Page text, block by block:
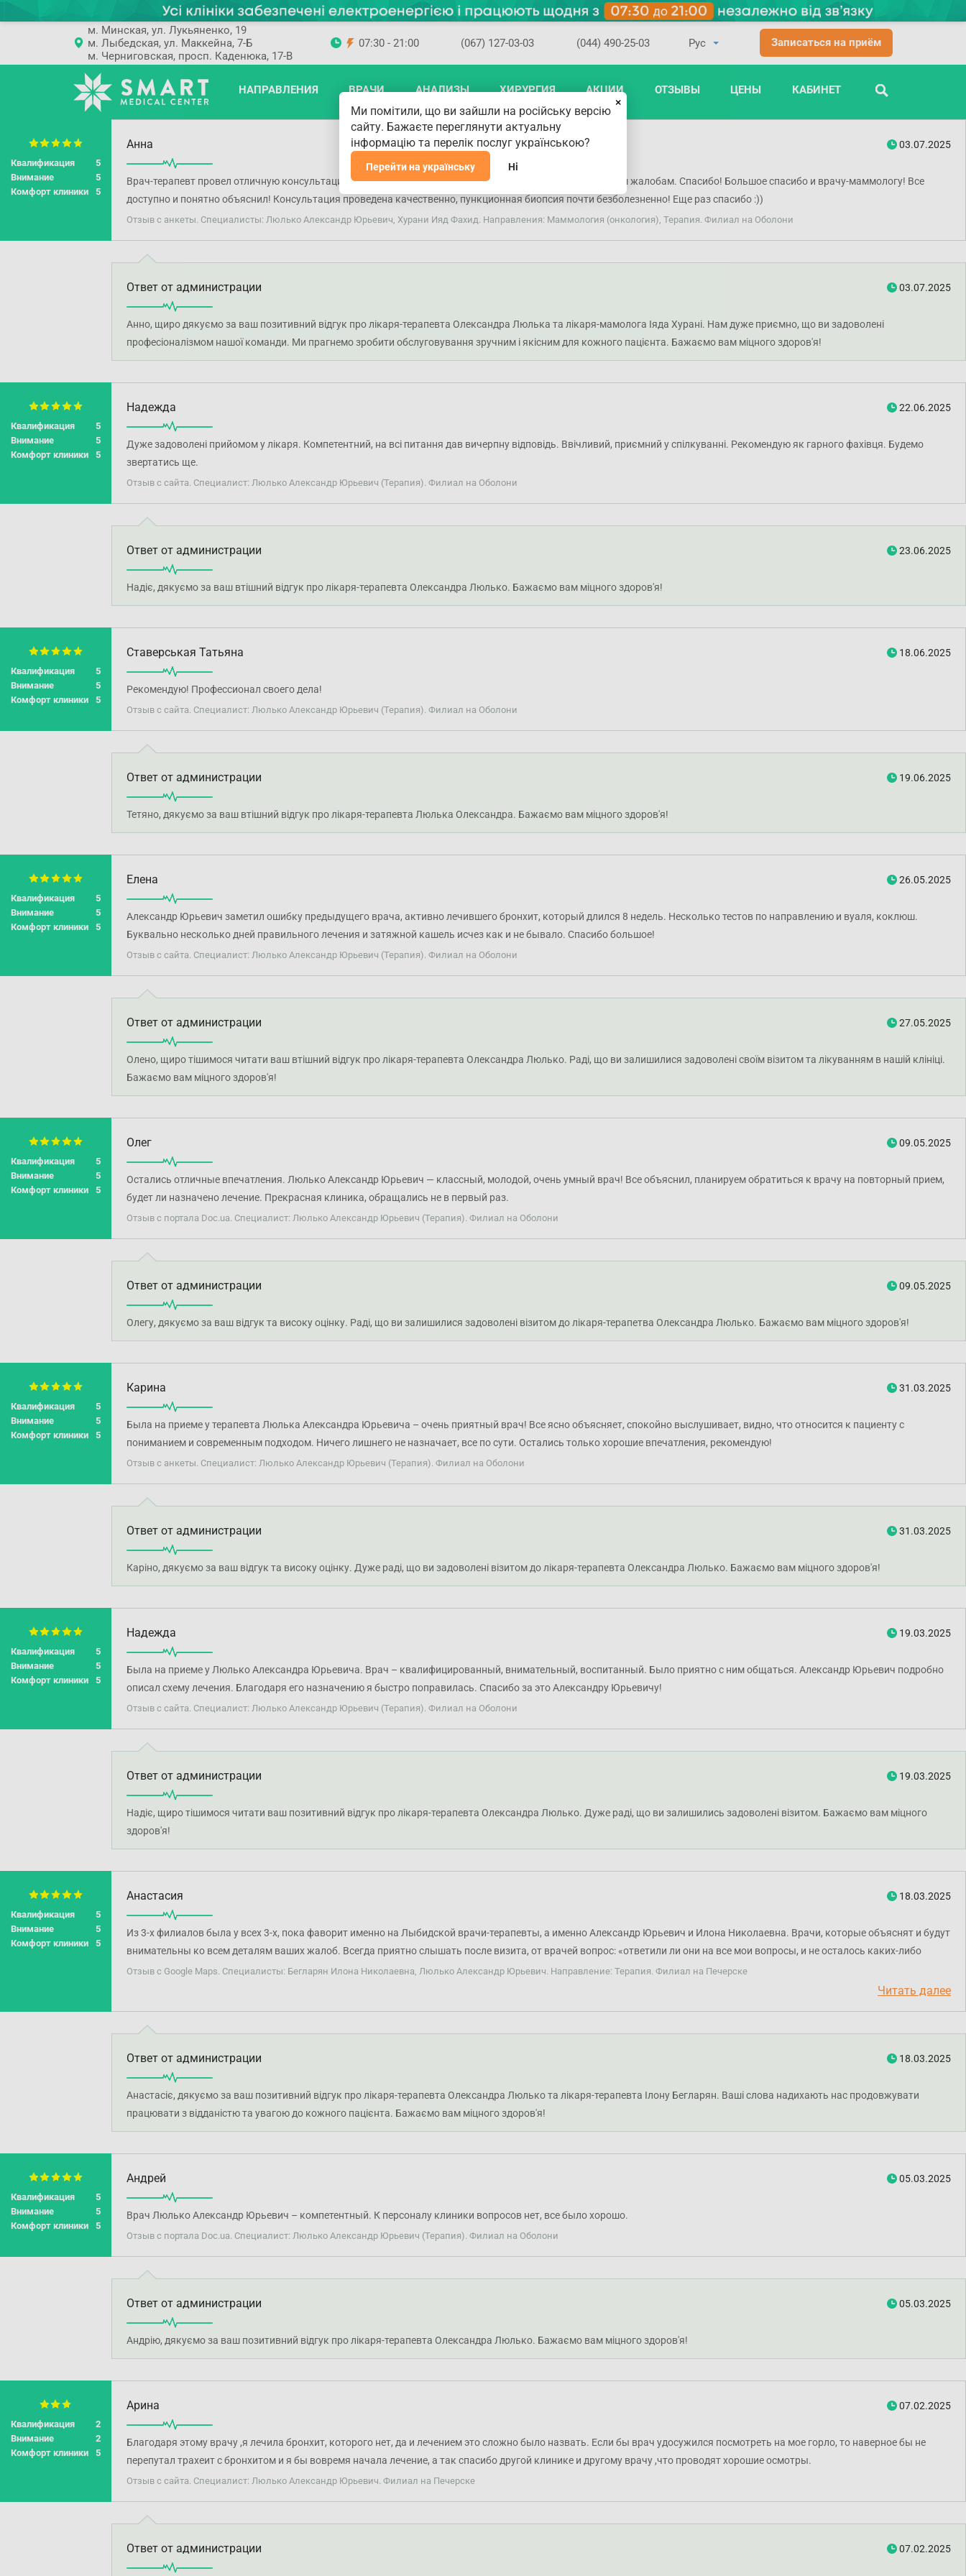
Квалификация
5
Внимание
5
Комфорт клиники
5
Анна 03.07.2025
Врач-терапевт провел отличную консультацию. Выписал направление на необходимые анализы по моим жалобам. Спасибо! Большое спасибо и врачу-маммологу! Все
доступно и понятно объяснил! Консультация проведена качественно, пункционная биопсия почти безболезненно! Еще раз спасибо :))
Отзыв с анкеты. Специалисты: Люлько Александр Юрьевич, Хурани Ияд Фахид. Направления: Маммология (онкология), Терапия. Филиал на Оболони
Ответ от администрации 03.07.2025
Анно, щиро дякуємо за ваш позитивний відгук про лікаря-терапевта Олександра Люлька та лікаря-мамолога Іяда Хурані. Нам дуже приємно, що ви задоволені
професіоналізмом нашої команди. Ми прагнемо зробити обслуговування зручним і якісним для кожного пацієнта. Бажаємо вам міцного здоров'я!
Квалификация
5
Внимание
5
Комфорт клиники
5
Надежда 22.06.2025
Дуже задоволені прийомом у лікаря. Компетентний, на всі питання дав вичерпну відповідь. Ввічливий, приємний у спілкуванні. Рекомендую як гарного фахівця. Будемо
звертатись ще.
Отзыв с сайта. Специалист: Люлько Александр Юрьевич (Терапия). Филиал на Оболони
Ответ от администрации 23.06.2025
Надіє, дякуємо за ваш втішний відгук про лікаря-терапевта Олександра Люлько. Бажаємо вам міцного здоров'я!
Квалификация
5
Внимание
5
Комфорт клиники
5
Ставерськая Татьяна 18.06.2025
Рекомендую! Профессионал своего дела!
Отзыв с сайта. Специалист: Люлько Александр Юрьевич (Терапия). Филиал на Оболони
Ответ от администрации 19.06.2025
Тетяно, дякуємо за ваш втішний відгук про лікаря-терапевта Люлька Олександра. Бажаємо вам міцного здоров'я!
Квалификация
5
Внимание
5
Комфорт клиники
5
Елена 26.05.2025
Александр Юрьевич заметил ошибку предыдущего врача, активно лечившего бронхит, который длился 8 недель. Несколько тестов по направлению и вуаля, коклюш.
Буквально несколько дней правильного лечения и затяжной кашель исчез как и не бывало. Спасибо большое!
Отзыв с сайта. Специалист: Люлько Александр Юрьевич (Терапия). Филиал на Оболони
Ответ от администрации 27.05.2025
Олено, щиро тішимося читати ваш втішний відгук про лікаря-терапевта Олександра Люлько. Раді, що ви залишилися задоволені своїм візитом та лікуванням в нашій клініці.
Бажаємо вам міцного здоров'я!
Квалификация
5
Внимание
5
Комфорт клиники
5
Олег 09.05.2025
Остались отличные впечатления. Люлько Александр Юрьевич — классный, молодой, очень умный врач! Все объяснил, планируем обратиться к врачу на повторный прием,
будет ли назначено лечение. Прекрасная клиника, обращались не в первый раз.
Отзыв с портала Doc.ua. Специалист: Люлько Александр Юрьевич (Терапия). Филиал на Оболони
Ответ от администрации 09.05.2025
Олегу, дякуємо за ваш відгук та високу оцінку. Раді, що ви залишилися задоволені візитом до лікаря-терапетва Олександра Люлько. Бажаємо вам міцного здоров'я!
Квалификация
5
Внимание
5
Комфорт клиники
5
Карина 31.03.2025
Была на приеме у терапевта Люлька Александра Юрьевича – очень приятный врач! Все ясно объясняет, спокойно выслушивает, видно, что относится к пациенту с
пониманием и современным подходом. Ничего лишнего не назначает, все по сути. Остались только хорошие впечатления, рекомендую!
Отзыв с анкеты. Специалист: Люлько Александр Юрьевич (Терапия). Филиал на Оболони
Ответ от администрации 31.03.2025
Каріно, дякуємо за ваш відгук та високу оцінку. Дуже раді, що ви задоволені візитом до лікаря-терапевта Олександра Люлько. Бажаємо вам міцного здоров'я!
Квалификация
5
Внимание
5
Комфорт клиники
5
Надежда 19.03.2025
Была на приеме у Люлько Александра Юрьевича. Врач – квалифицированный, внимательный, воспитанный. Было приятно с ним общаться. Александр Юрьевич подробно
описал схему лечения. Благодаря его назначению я быстро поправилась. Спасибо за это Александру Юрьевичу!
Отзыв с сайта. Специалист: Люлько Александр Юрьевич (Терапия). Филиал на Оболони
Ответ от администрации 19.03.2025
Надіє, щиро тішимося читати ваш позитивний відгук про лікаря-терапевта Олександра Люлько. Дуже раді, що ви залишились задоволені візитом. Бажаємо вам міцного
здоров'я!
Квалификация
5
Внимание
5
Комфорт клиники
5
Анастасия 18.03.2025
Из 3-х филиалов была у всех 3-х, пока фаворит именно на Лыбидской врачи-терапевты, а именно Александр Юрьевич и Илона Николаевна. Врачи, которые объяснят и будут
внимательны ко всем деталям ваших жалоб. Всегда приятно слышать после визита, от врачей вопрос: «ответили ли они на все мои вопросы, и не осталось каких-либо
дополнительных вопросов, на которые они могут дать ответ». Также приятно, что на рецепции спрашивают обратную связь после визита к врачу. Врачи заинтересованы в
Отзыв с Google Maps. Специалисты: Бегларян Илона Николаевна, Люлько Александр Юрьевич. Направление: Терапия. Филиал на Печерске
Читать далее
Ответ от администрации 18.03.2025
Анастасіє, дякуємо за ваш позитивний відгук про лікаря-терапевта Олександра Люлько та лікаря-терапевта Ілону Бегларян. Ваші слова надихають нас продовжувати
працювати з відданістю та увагою до кожного пацієнта. Бажаємо вам міцного здоров'я!
Квалификация
5
Внимание
5
Комфорт клиники
5
Андрей 05.03.2025
Врач Люлько Александр Юрьевич – компетентный. К персоналу клиники вопросов нет, все было хорошо.
Отзыв с портала Doc.ua. Специалист: Люлько Александр Юрьевич (Терапия). Филиал на Оболони
Ответ от администрации 05.03.2025
Андрію, дякуємо за ваш позитивний відгук про лікаря-терапевта Олександра Люлько. Бажаємо вам міцного здоров'я!
Квалификация
2
Внимание
2
Комфорт клиники
5
Арина 07.02.2025
Благодаря этому врачу ,я лечила бронхит, которого нет, да и лечением это сложно было назвать. Если бы врач удосужился посмотреть на мое горло, то наверное бы не
перепутал трахеит с бронхитом и я бы вовремя начала лечение, а так спасибо другой клинике и другому врачу ,что проводят хорошие осмотры.
Отзыв с сайта. Специалист: Люлько Александр Юрьевич. Филиал на Печерске
Ответ от администрации 07.02.2025
ПОИСК
м. Минская, ул. Лукьяненко, 19
м. Лыбедская, ул. Маккейна, 7-Б
м. Черниговская, просп. Каденюка, 17-В
07:30 - 21:00 (067) 127-03-03 (044) 490-25-03 Записаться на приём
НАПРАВЛЕНИЯ ВРАЧИ АНАЛИЗЫ ХИРУРГИЯ АКЦИИ ОТЗЫВЫ ЦЕНЫ КАБИНЕТ
×
Ми помітили, що ви зайшли на російську версію
сайту. Бажаєте переглянути актуальну
інформацію та перелік послуг українською?
Перейти на українську Ні